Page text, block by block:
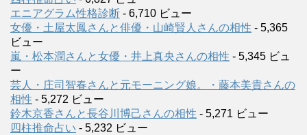
エニアグラム性格診断 - 6,710 ビュー
女優・土屋太鳳さんと俳優・山崎賢人さんの相性 - 5,365
ビュー
嵐・松本潤さんと女優・井上真央さんの相性 - 5,345 ビュ
ー
芸人・庄司智春さんと元モーニング娘。・藤本美貴さんの
相性 - 5,272 ビュー
鈴木京香さんと長谷川博己さんの相性 - 5,271 ビュー
四柱推命占い - 5,232 ビュー